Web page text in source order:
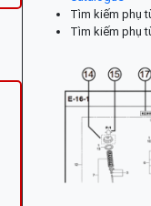
Tìm kiếm phụ
Tìm kiếm phụ